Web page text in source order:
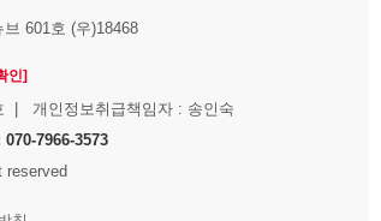
601호 (우)18468
인]
| 개인정보취급책임자 : 송인숙
7966-3573
reserved